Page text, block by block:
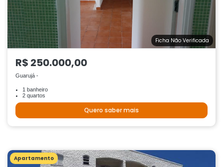
Ficha Não Verificada
R$ 250.000,00
Guarujá -
1 banheiro
2 quartos
Quero saber mais
Apartamento